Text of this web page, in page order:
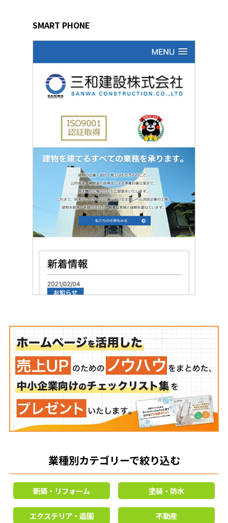
SMART PHONE
業種別カテゴリーで絞り込む
新築・リフォーム 塗装・防水
エクステリア・造園 不動産